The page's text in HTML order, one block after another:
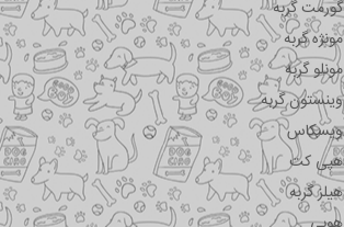
گورمت گربه
مونژه گربه
مونلو گربه
وینستون گربه
ویسکاس
هپی کت
هیلز گربه